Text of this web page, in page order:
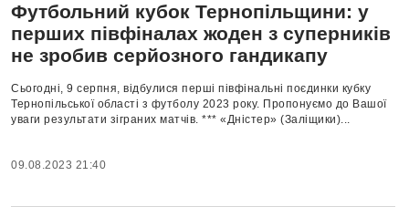
Футбольний кубок Тернопільщини: у
перших півфіналах жоден з суперників
не зробив серйозного гандикапу
Сьогодні, 9 серпня, відбулися перші півфінальні поєдинки кубку
Тернопільської області з футболу 2023 року. Пропонуємо до Вашої
уваги результати зіграних матчів. *** «Дністер» (Заліщики)...
09.08.2023 21:40